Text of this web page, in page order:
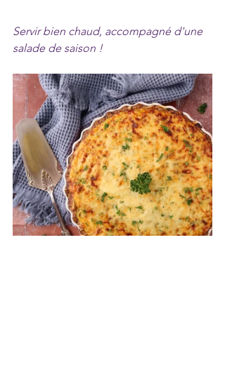
Servir bien chaud, accompagné d'une
salade de saison !